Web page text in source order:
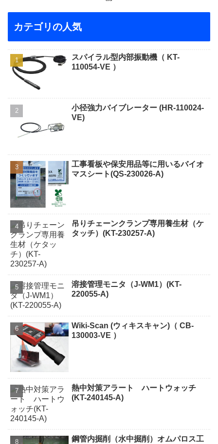
カテゴリの人気
スパイラル型内部振動機（ KT-
110054-VE ）
小径強力バイブレーター (HR-110024-
VE)
工事看板や保安用品等に用いるバイオ
マスシート(QS-230026-A)
吊りチェーンクランプ専用養生材（ケ
タッチ）(KT-230257-A)
溶接管理モニタ（J-WM1）(KT-
220055-A)
Wiki-Scan (ウィキスキャン)（ CB-
130003-VE ）
熱中対策アラート ハートウォッチ
(KT-240145-A)
鋼管内掘削（水中掘削）オムパロス工